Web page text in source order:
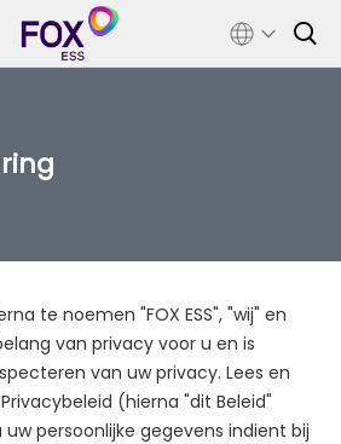
te noemen "FOX ESS", "wij" en
van privacy voor u en is
van uw privacy. Lees en
(hierna "dit Beleid"
persoonlijke gegevens indient bij